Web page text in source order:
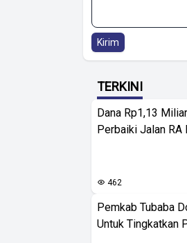
Kirim
TERKINI
Dana Rp1,13
Perbaiki Jalan
462
Pemkab Tubaba
Untuk Tingkatkan